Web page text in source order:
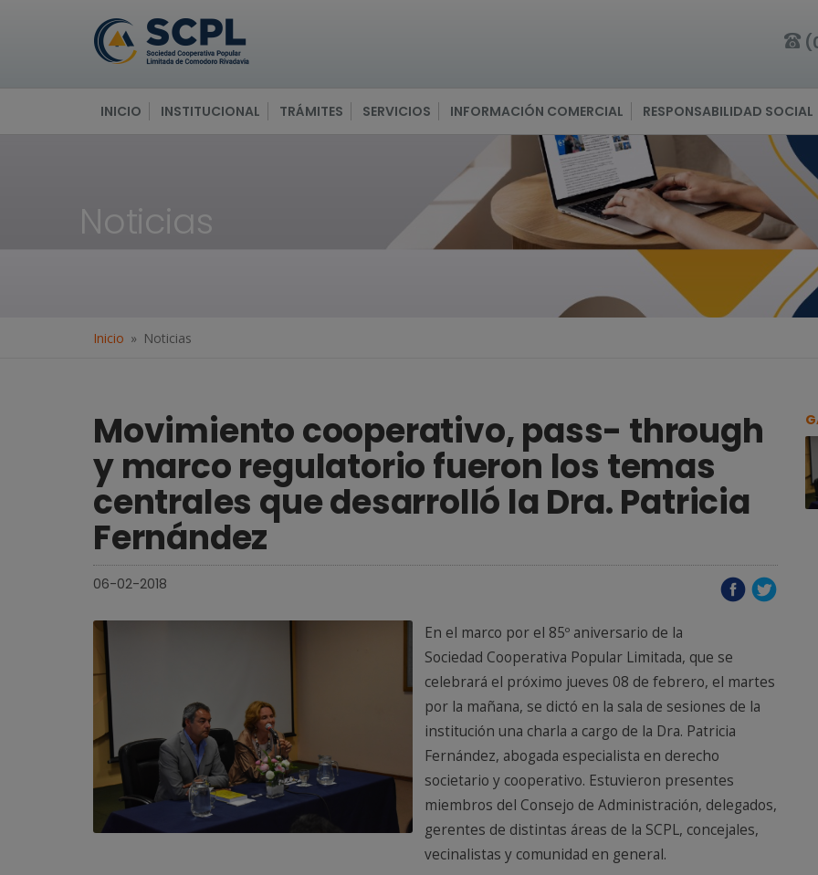
INICIO INSTITUCIONAL TRÁMITES SERVICIOS INFORMACIÓN COMERCIAL RESPONSABILIDAD SOCIAL
Noticias
Inicio Noticias
Movimiento cooperativo, pass- through
y marco regulatorio fueron los temas
centrales que desarrolló la Dra. Patricia
Fernández
06-02-2018
En el marco por el 85º aniversario de la
Sociedad Cooperativa Popular Limitada, que se
celebrará el próximo jueves 08 de febrero, el martes
por la mañana, se dictó en la sala de sesiones de la
institución una charla a cargo de la Dra. Patricia
Fernández, abogada especialista en derecho
societario y cooperativo. Estuvieron presentes
miembros del Consejo de Administración, delegados,
gerentes de distintas áreas de la SCPL, concejales,
vecinalistas y comunidad en general.